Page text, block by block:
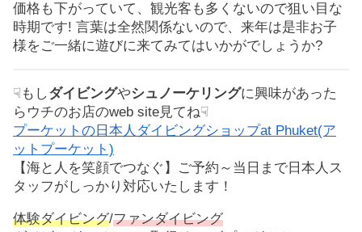
価格も下がっていて、観光客も多くないので狙い目な
時期です! 言葉は全然関係ないので、来年は是非お子
様をご一緒に遊びに来てみてはいかがでしょうか?
☟もしダイビングやシュノーケリングに興味があった
らウチのお店のweb site見てね☟
プーケットの日本人ダイビングショップat Phuket(ア
ットプーケット)
【海と人を笑顔でつなぐ】ご予約～当日まで日本人ス
タッフがしっかり対応いたします！
体験ダイビング/ファンダイビング